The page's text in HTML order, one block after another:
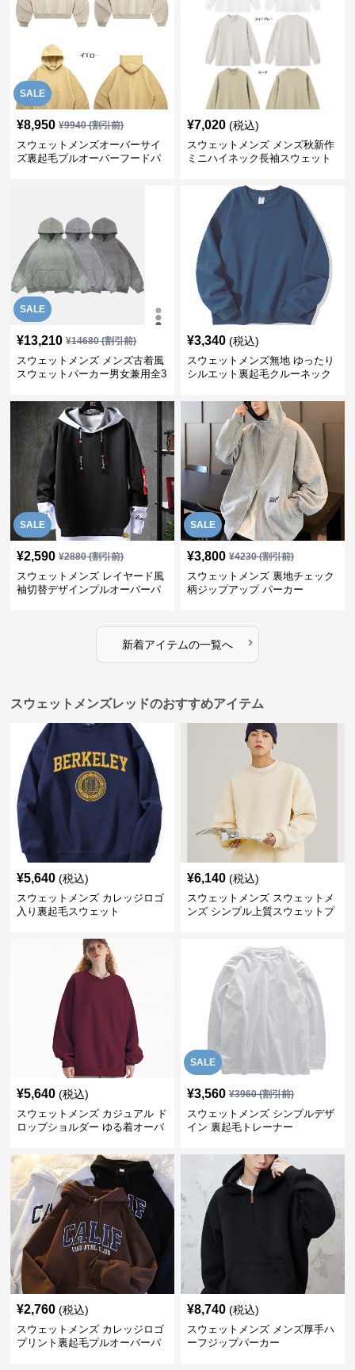
SALE
¥8,950 ¥9940(割引前)
スウェットメンズオーバーサイ
ズ裏起毛プルオーバーフードパ
¥7,020 (税込)
スウェットメンズ メンズ秋新作
ミニハイネック長袖スウェット
SALE
¥13,210 ¥14680(割引前)
スウェットメンズ メンズ古着風
スウェットパーカー男女兼用全3
¥3,340 (税込)
スウェットメンズ無地 ゆったり
シルエット裏起毛クルーネック
SALE
¥2,590 ¥2880(割引前)
スウェットメンズ レイヤード風
袖切替デザインプルオーバーパ
SALE
¥3,800 ¥4230(割引前)
スウェットメンズ 裏地チェック
柄ジップアップ パーカー
新着アイテムの一覧へ ›
スウェットメンズレッドのおすすめアイテム
¥5,640 (税込)
スウェットメンズ カレッジロゴ
入り裏起毛スウェット
¥6,140 (税込)
スウェットメンズ スウェットメ
ンズ シンプル上質スウェットプ
¥5,640 (税込)
スウェットメンズ カジュアル ド
ロップショルダー ゆる着オーバ
SALE
¥3,560 ¥3960(割引前)
スウェットメンズ シンプルデザ
イン 裏起毛トレーナー
¥2,760 (税込)
スウェットメンズ カレッジロゴ
プリント裏起毛プルオーバーパ
¥8,740 (税込)
スウェットメンズ メンズ厚手ハ
ーフジップパーカー